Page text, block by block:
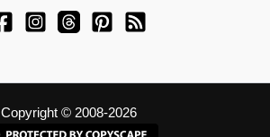
Copyright © 2008-2026